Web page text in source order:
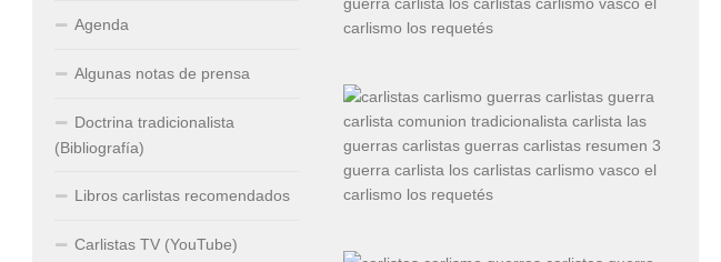
Agenda
Algunas notas de prensa
Doctrina tradicionalista
(Bibliografía)
Libros carlistas recomendados
Carlistas TV (YouTube)